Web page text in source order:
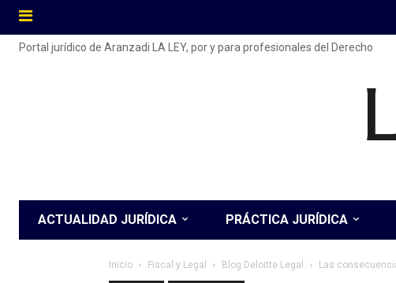
Portal jurídico de Aranzadi LA LEY, por y para profesionales del Derecho
ACTUALIDAD JURÍDICA PRÁCTICA JURÍDICA
Inicio Fiscal y Legal Blog Deloitte Legal
Las